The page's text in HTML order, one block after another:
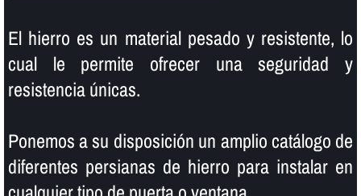
El hierro es un material pesado y resistente, lo
cual le permite ofrecer una seguridad y
resistencia únicas.
Ponemos a su disposición un amplio catálogo de
diferentes persianas de hierro para instalar en